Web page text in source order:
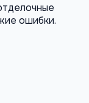
ошибки.